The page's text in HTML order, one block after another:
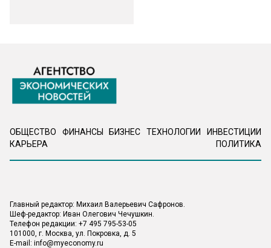
ОБЩЕСТВО ФИНАНСЫ БИЗНЕС ТЕХНОЛОГИИ
ИНВЕСТИЦИИ
КАРЬЕРА
ПОЛИТИКА
Главный редактор: Михаил Валерьевич Сафронов.
Шеф-редактор: Иван Олегович Чечушкин.
Телефон редакции: +7 495 795-53-05
101000, г. Москва, ул. Покровка, д. 5
E-mail: info@myeconomy.ru